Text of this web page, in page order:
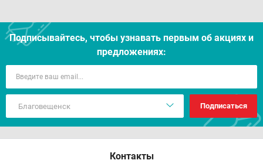
Подписывайтесь, чтобы узнавать первым об акцияx и
предложениях:
Подписаться
Контакты